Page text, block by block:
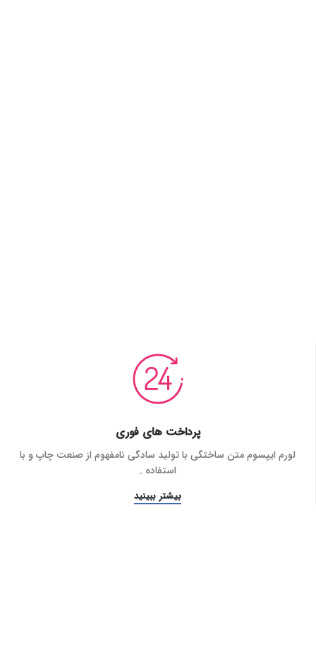
پرداخت های فوری
لورم ایپسوم متن ساختگی با تولید سادگی نامفهوم از صنعت چاپ و با
استفاده .
بیشتر ببینید